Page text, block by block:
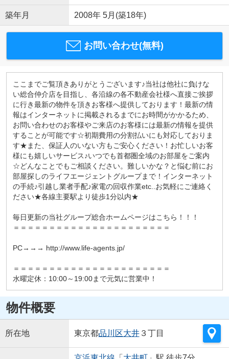
築年月 2008年 5月(築18年)
お問い合わせ(無料)
ここまでご覧頂きありがとうございます♪当社は他社に負けな
い総合仲介店を目指し、各沿線の各不動産会社様へ直接ご挨拶
に行き最新の物件を頂きお客様へ提供しております！最新の情
報はインターネットに掲載されるまでにお時間がかかるため、
お問い合わせのお客様やご来店のお客様には最新の情報を提供
することが可能です☆初期費用の分割払いにも対応しておりま
す★また、保証人のいない方もご安心ください！お忙しいお客
様にも嬉しいサービス♪いつでも首都圏全域のお部屋をご案内
☆どんなことでもご相談ください。難しいかな？と悩む前にお
部屋探しのライフエージェントグループまで！インターネット
の手続♪引越し業者手配♪家電の回収作業etc..お気軽にご連絡く
ださい★各線主要駅より徒歩1分以内★
毎日更新の当社グループ総合ホームページはこちら！！！
＝＝＝＝＝＝＝＝＝＝＝＝＝＝＝＝＝＝＝＝＝＝
PC→→→ http://www.life-agents.jp/
＝＝＝＝＝＝＝＝＝＝＝＝＝＝＝＝＝＝＝＝＝＝
水曜定休：10:00～19:00まで元気に営業中！
物件概要
所在地 東京都品川区大井３丁目